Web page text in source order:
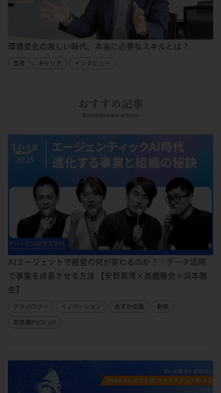
環境変化の激しい時代、本当に必要なスキルとは？
思考 キャリア インタビュー
おすすめ記事
Recommended articles
AIエージェントで経営の何が変わるのか？｜データ活用
で事業を成長させる方法 【安野貴博×高橋隆史×浜本階
生】
テクノロジー イノベーション あすか会議 動画
知見録PICK UP